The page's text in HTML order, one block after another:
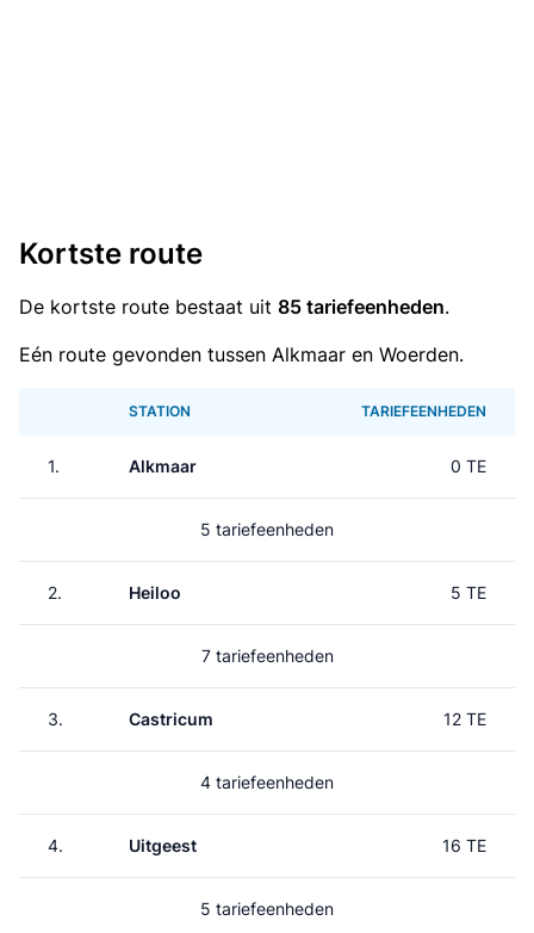
Kortste route
De kortste route bestaat uit 85 tariefeenheden.
Eén route gevonden tussen Alkmaar en Woerden.
STATION TARIEFEENHEDEN
1. Alkmaar 0 TE
5 tariefeenheden
2. Heiloo 5 TE
7 tariefeenheden
3. Castricum 12 TE
4 tariefeenheden
4. Uitgeest 16 TE
5 tariefeenheden